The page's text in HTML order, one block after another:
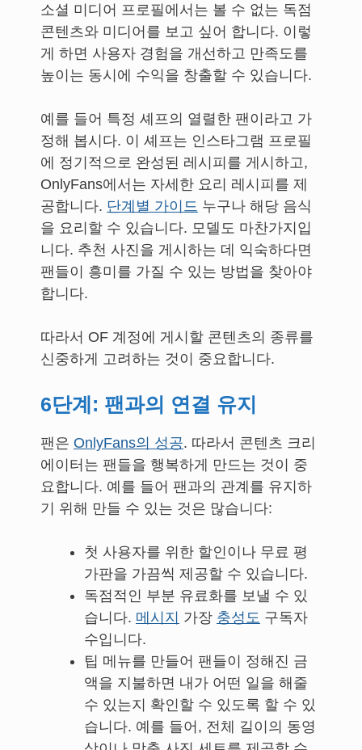
소셜 미디어 프로필에서는 볼 수 없는 독점
콘텐츠와 미디어를 보고 싶어 합니다. 이렇
게 하면 사용자 경험을 개선하고 만족도를
높이는 동시에 수익을 창출할 수 있습니다.
예를 들어 특정 셰프의 열렬한 팬이라고 가
정해 봅시다. 이 셰프는 인스타그램 프로필
에 정기적으로 완성된 레시피를 게시하고,
OnlyFans에서는 자세한 요리 레시피를 제
공합니다. 단계별 가이드 누구나 해당 음식
을 요리할 수 있습니다. 모델도 마찬가지입
니다. 추천 사진을 게시하는 데 익숙하다면
팬들이 흥미를 가질 수 있는 방법을 찾아야
합니다.
따라서 OF 계정에 게시할 콘텐츠의 종류를
신중하게 고려하는 것이 중요합니다.
6단계: 팬과의 연결 유지
팬은 OnlyFans의 성공. 따라서 콘텐츠 크리
에이터는 팬들을 행복하게 만드는 것이 중
요합니다. 예를 들어 팬과의 관계를 유지하
기 위해 만들 수 있는 것은 많습니다:
첫 사용자를 위한 할인이나 무료 평
가판을 가끔씩 제공할 수 있습니다.
독점적인 부분 유료화를 보낼 수 있
습니다. 메시지 가장 충성도 구독자
수입니다.
팁 메뉴를 만들어 팬들이 정해진 금
액을 지불하면 내가 어떤 일을 해줄
수 있는지 확인할 수 있도록 할 수 있
습니다. 예를 들어, 전체 길이의 동영